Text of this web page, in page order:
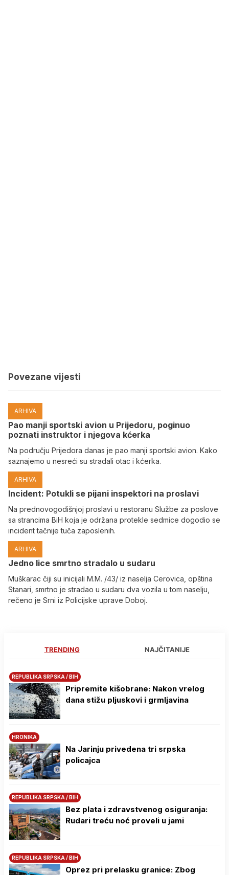
Povezane vijesti
ARHIVA
Pao manji sportski avion u Prijedoru, poginuo
poznati instruktor i njegova kćerka
Na području Prijedora danas je pao manji sportski avion. Kako
saznajemo u nesreći su stradali otac i kćerka.
ARHIVA
Incident: Potukli se pijani inspektori na proslavi
Na prednovogodišnjoj proslavi u restoranu Službe za poslove
sa strancima BiH koja je održana protekle sedmice dogodio se
incident tačnije tuča zaposlenih.
ARHIVA
Јedno lice smrtno stradalo u sudaru
Muškarac čiji su inicijali M.M. /43/ iz naselja Cerovica, opština
Stanari, smrtno je stradao u sudaru dva vozila u tom naselju,
rečeno je Srni iz Policijske uprave Doboj.
TRENDING NAJČITANIJE
REPUBLIKA SRPSKA / BIH
Pripremite kišobrane: Nakon vrelog
dana stižu pljuskovi i grmljavina
HRONIKA
Na Јarinju privedena tri srpska
policajca
REPUBLIKA SRPSKA / BIH
Bez plata i zdravstvenog osiguranja:
Rudari treću noć proveli u jami
REPUBLIKA SRPSKA / BIH
Oprez pri prelasku granice: Zbog